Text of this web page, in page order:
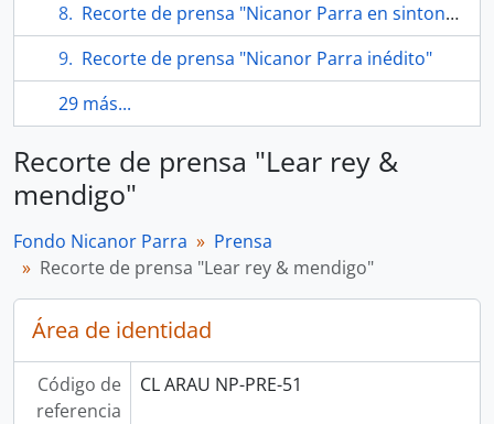
Recorte de prensa "Nicanor Parra en sintonía con su público"
Recorte de prensa "Nicanor Parra inédito"
29 más...
Recorte de prensa "Lear rey &
mendigo"
Fondo Nicanor Parra
Prensa
Recorte de prensa "Lear rey & mendigo"
Área de identidad
Código de
referencia
CL ARAU NP-PRE-51